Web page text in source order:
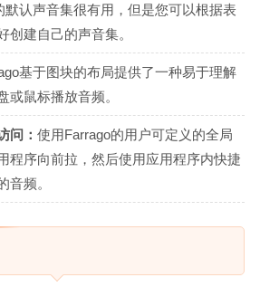
默认声音集很有用，但是您可以根据表
创建自己的声音集。
基于图块的布局提供了一种易于理解
或鼠标播放音频。
问： 使用Farrago的用户可定义的全局
程序向前拉，然后使用应用程序内快捷
音频。